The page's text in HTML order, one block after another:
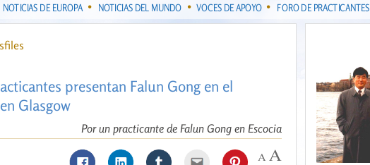
NOTICIAS DE EUROPA NOTICIAS DEL MUNDO VOCES DE APOYO FORO DE PRACTICANTES
presentan Falun Gong en el
Glasgow
Por un practicante de Falun Gong en Escocia